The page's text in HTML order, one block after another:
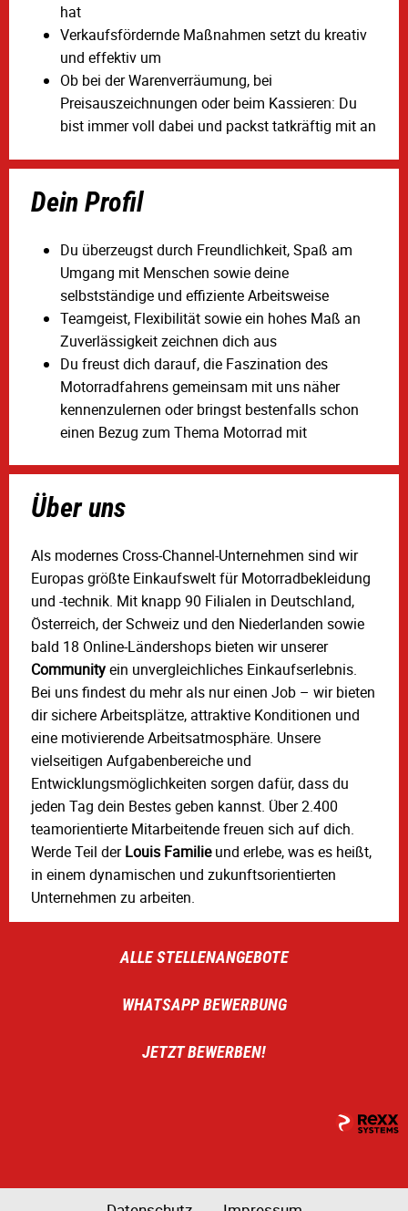
hat
Verkaufsfördernde Maßnahmen setzt du kreativ
und effektiv um
Ob bei der Warenverräumung, bei
Preisauszeichnungen oder beim Kassieren: Du
bist immer voll dabei und packst tatkräftig mit an
Dein Profil
Du überzeugst durch Freundlichkeit, Spaß am
Umgang mit Menschen sowie deine
selbstständige und effiziente Arbeitsweise
Teamgeist, Flexibilität sowie ein hohes Maß an
Zuverlässigkeit zeichnen dich aus
Du freust dich darauf, die Faszination des
Motorradfahrens gemeinsam mit uns näher
kennenzulernen oder bringst bestenfalls schon
einen Bezug zum Thema Motorrad mit
Über uns
Als modernes Cross-Channel-Unternehmen sind wir
Europas größte Einkaufswelt für Motorradbekleidung
und -technik. Mit knapp 90 Filialen in Deutschland,
Österreich, der Schweiz und den Niederlanden sowie
bald 18 Online-Ländershops bieten wir unserer
Communityein unvergleichliches Einkaufserlebnis.
Bei uns findest du mehr als nur einen Job – wir bieten
dir sichere Arbeitsplätze, attraktive Konditionen und
eine motivierende Arbeitsatmosphäre. Unsere
vielseitigen Aufgabenbereiche und
Entwicklungsmöglichkeiten sorgen dafür, dass du
jeden Tag dein Bestes geben kannst. Über 2.400
teamorientierte Mitarbeitende freuen sich auf dich.
Werde Teil derLouis Familieund erlebe, was es heißt,
in einem dynamischen und zukunftsorientierten
Unternehmen zu arbeiten.
ALLE STELLENANGEBOTE
WHATSAPP BEWERBUNG
JETZT BEWERBEN!